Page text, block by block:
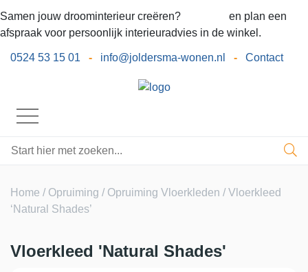
Samen jouw droominterieur creëren?
en plan een
afspraak voor persoonlijk interieuradvies in de winkel.
0524 53 15 01 - info@joldersma-wonen.nl - Contact
Home / Opruiming / Opruiming Vloerkleden / Vloerkleed
‘Natural Shades’
Vloerkleed 'Natural Shades'